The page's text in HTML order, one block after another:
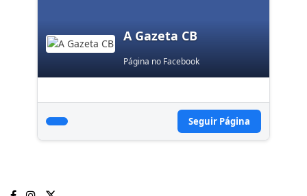
A Gazeta CB
Página no Facebook
Seguir Página